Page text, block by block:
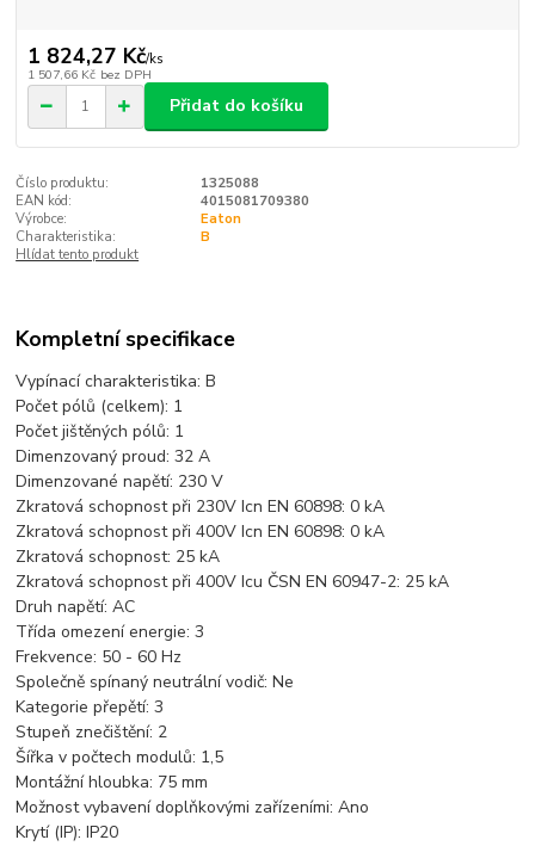
1 824,27 Kč/ks
1 507,66 Kč bez DPH
Přidat do košíku
Číslo produktu:
1325088
EAN kód:
4015081709380
Výrobce:
Eaton
Charakteristika:
B
Hlídat tento produkt
Kompletní specifikace
Vypínací charakteristika:B
Počet pólů (celkem): 1
Počet jištěných pólů: 1
Dimenzovaný proud:32 A
Dimenzované napětí: 230 V
Zkratová schopnost při 230V Icn EN 60898:0 kA
Zkratová schopnost při 400V Icn EN 60898:0 kA
Zkratová schopnost: 25 kA
Zkratová schopnost při 400V Icu ČSN EN 60947-2: 25 kA
Druh napětí:AC
Třída omezení energie:3
Frekvence: 50 - 60 Hz
Společně spínaný neutrální vodič:Ne
Kategorie přepětí:3
Stupeň znečištění: 2
Šířka v počtech modulů: 1,5
Montážní hloubka: 75 mm
Možnost vybavení doplňkovými zařízeními:Ano
Krytí (IP):IP20